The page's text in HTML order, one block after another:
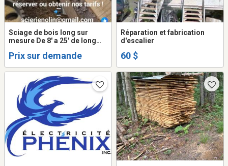
Sciage de bois long sur
mesure De 8' a 25' de long
ronde Bois très droit
nous vos billots
Prix sur demande
Réparation et fabrication
d'escalier
60 $